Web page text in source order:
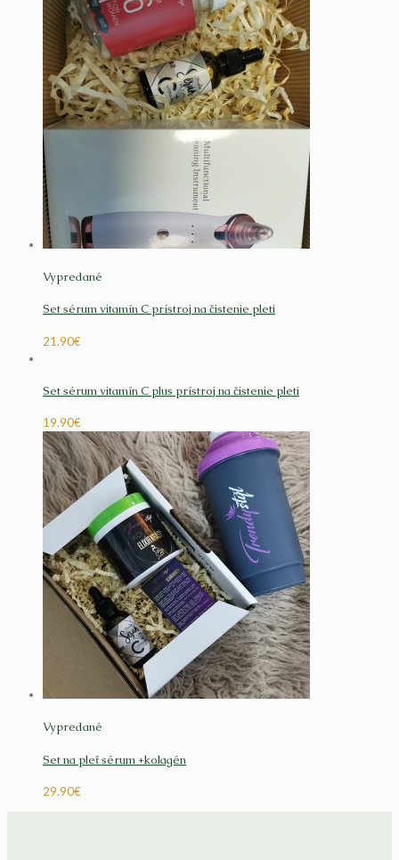
Vypredané
Set sérum vitamín C prístroj na čistenie pleti
21.90€
Set sérum vitamín C plus prístroj na čistenie pleti
19.90€
Vypredané
Set na pleť sérum +kolagén
29.90€